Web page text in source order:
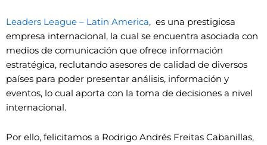
Leaders League – Latin America, es una prestigiosa
empresa internacional, la cual se encuentra asociada con
medios de comunicación que ofrece información
estratégica, reclutando asesores de calidad de diversos
países para poder presentar análisis, información y
eventos, lo cual aporta con la toma de decisiones a nivel
internacional.
Por ello, felicitamos a Rodrigo Andrés Freitas Cabanillas,